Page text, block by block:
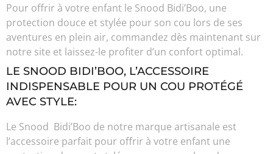
Pour offrir à votre enfant le Snood Bidi’Boo, une
protection douce et stylée pour son cou lors de ses
aventures en plein air, commandez dès maintenant sur
notre site et laissez-le profiter d’un confort optimal.
LE SNOOD BIDI’BOO, L’ACCESSOIRE
INDISPENSABLE POUR UN COU PROTÉGÉ
AVEC STYLE:
Le Snood Bidi’Boo de notre marque artisanale est
l’accessoire parfait pour offrir à votre enfant une